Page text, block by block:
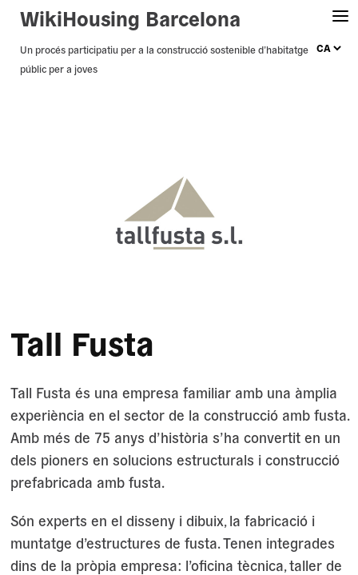
Skip
WikiHousing Barcelona
Un procés participatiu per a la construcció sostenible d’habitatge
públic per a joves
Tall Fusta
Tall Fusta és una empresa familiar amb una àmplia
experiència en el sector de la construcció amb fusta.
Amb més de 75 anys d’història s’ha convertit en un
dels pioners en solucions estructurals i construcció
prefabricada amb fusta.
Són experts en el disseny i dibuix, la fabricació i
muntatge d’estructures de fusta. Tenen integrades
dins de la pròpia empresa: l’oficina tècnica, taller de